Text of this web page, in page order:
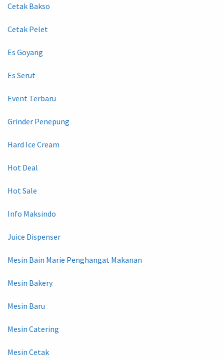
Cetak Bakso
Cetak Pelet
Es Goyang
Es Serut
Event Terbaru
Grinder Penepung
Hard Ice Cream
Hot Deal
Hot Sale
Info Maksindo
Juice Dispenser
Mesin Bain Marie Penghangat Makanan
Mesin Bakery
Mesin Baru
Mesin Catering
Mesin Cetak